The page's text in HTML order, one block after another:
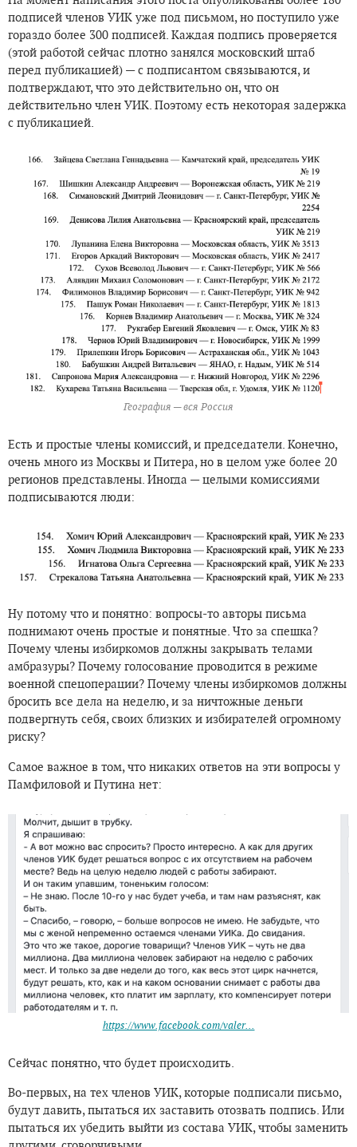
подписей членов УИК уже под письмом, но поступило уже
гораздо более 300 подписей. Каждая подпись проверяется
(этой работой сейчас плотно занялся московский штаб
перед публикацией) — с подписантом связываются, и
подтверждают, что это действительно он, что он
действительно член УИК. Поэтому есть некоторая задержка
с публикацией.
География — вся Россия
Есть и простые члены комиссий, и председатели. Конечно,
очень много из Москвы и Питера, но в целом уже более 20
регионов представлены. Иногда — целыми комиссиями
подписываются люди:
Ну потому что и понятно: вопросы-то авторы письма
поднимают очень простые и понятные. Что за спешка?
Почему члены избиркомов должны закрывать телами
амбразуры? Почему голосование проводится в режиме
военной спецоперации? Почему члены избиркомов должны
бросить все дела на неделю, и за ничтожные деньги
подвергнуть себя, своих близких и избирателей огромному
риску?
Самое важное в том, что никаких ответов на эти вопросы у
Памфиловой и Путина нет:
https://www.facebook.com/valer...
Сейчас понятно, что будет происходить.
Во-первых, на тех членов УИК, которые подписали письмо,
будут давить, пытаться их заставить отозвать подпись. Или
пытаться их убедить выйти из состава УИК, чтобы заменить